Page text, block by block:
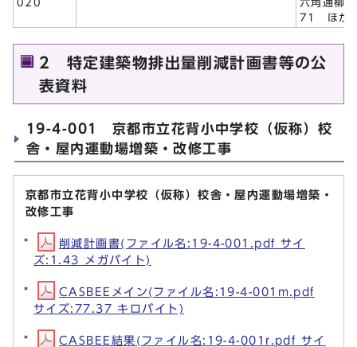
020
六角通柳
71 ほか
2 特定建築物排出量削減計画書等の公
表資料
19-4-001 京都市立花背小中学校（仮称）校
舎・屋内運動場増築・改修工事
京都市立花背小中学校（仮称）校舎・屋内運動場増築・
改修工事
削減計画書(ファイル名:19-4-001.pdf サイ
ズ:1.43 メガバイト)
CASBEEメイン(ファイル名:19-4-001m.pdf
サイズ:77.37 キロバイト)
CASBEE結果(ファイル名:19-4-001r.pdf サイ